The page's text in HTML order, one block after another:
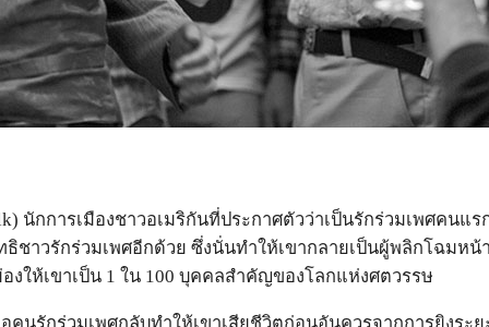
นักการเมืองชาวอเมริกันที่ประกาศตัวว่าเป็นรักร่วมเพศคนแ
ชาวรักร่วมเพศอีกด้วย ซึ่งนั่นทำให้เขากลายเป็นผู้พลิกโฉมห
งให้เขาเป็น 1 ใน 100 บุคคลสำคัญของโลกแห่งศตวรรษ